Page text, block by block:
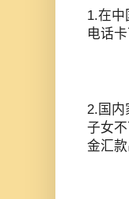
1.在中
电话
2.国内
子女
金汇款